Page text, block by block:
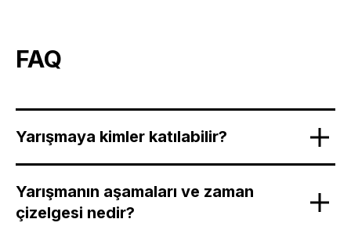
FAQ
Yarışmaya kimler katılabilir?
Yarışmanın aşamaları ve zaman
çizelgesi nedir?